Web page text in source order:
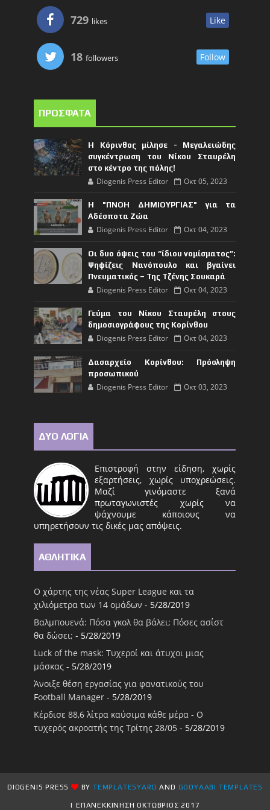
729 likes Like
18 followers Follow
ΠΡΟΣΦΑΤΑ
Η Κόρινθος μίλησε - Μεγαλειώδης
συγκέντρωση του Νίκου Σταυρέλη
στο κέντρο της πόλης!
Diogenis Press Editor Οκτ 05, 2023
Η "ΠΝΟΗ ΔΗΜΙΟΥΡΓΙΑΣ" για τα
Αδέσποτα Ζώα
Diogenis Press Editor Οκτ 04, 2023
Οι δυο όψεις του “ίδιου νομίσματος”:
Ψηφίζεις Νανόπουλο και βγαίνει
Πνευματικός – Της Τζένης Σουκαρά
Diogenis Press Editor Οκτ 04, 2023
Γεύμα του Νίκου Σταυρέλη στους
δημοσιογράφους της Κορίνθου
Diogenis Press Editor Οκτ 04, 2023
Δασαρχείο Κορίνθου: Πρόσληψη
προσωπικού
Diogenis Press Editor Οκτ 03, 2023
ΔΥΟ ΛΟΓΙΑ
Επιστροφή στην είδηση, χωρίς
εξαρτήσεις, χωρίς υποχρεώσεις.
Μαζί γινόμαστε ξανά
πρωταγωνιστές χωρίς να
ψάχνουμε κάποιους να
υπηρετήσουν τις δικές μας απόψεις.
ΑΘΛΗΤΙΚΑ
Ο χάρτης της νέας Super League και τα
χιλιόμετρα των 14 ομάδων - 5/28/2019
Βαλμπουενά: Πόσα γκολ θα βάλει; Πόσες ασίστ
θα δώσει; - 5/28/2019
Luck of the mask: Τυχεροί και άτυχοι μιας
μάσκας - 5/28/2019
Άνοιξε θέση εργασίας για φανατικούς του
Football Μanager - 5/28/2019
Κέρδισε 88,6 λίτρα καύσιμα κάθε μέρα - Ο
τυχερός ακροατής της Τρίτης 28/05 - 5/28/2019
DIOGENIS PRESS BYTEMPLATESYARD AND GOOYAABI TEMPLATES
| ΕΠΑΝΕΚΚΙΝΗΣΗ ΟΚΤΩΒΡΙΟΣ 2017